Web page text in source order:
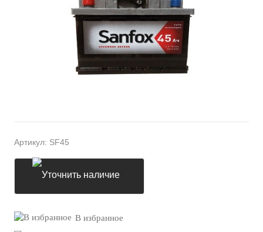
Артикул: SF45
В избранное